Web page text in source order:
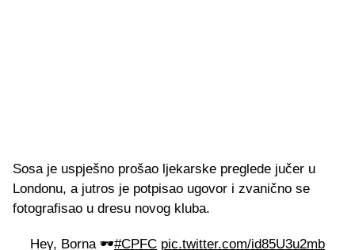
Sosa je uspješno prošao ljekarske preglede jučer u
Londonu, a jutros je potpisao ugovor i zvanično se
fotografisao u dresu novog kluba.
Hey, Borna 🕶️#CPFC pic.twitter.com/id85U3u2mb